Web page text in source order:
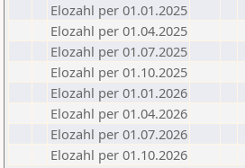
Elozahl per 01.01.2025
Elozahl per 01.04.2025
Elozahl per 01.07.2025
Elozahl per 01.10.2025
Elozahl per 01.01.2026
Elozahl per 01.04.2026
Elozahl per 01.07.2026
Elozahl per 01.10.2026